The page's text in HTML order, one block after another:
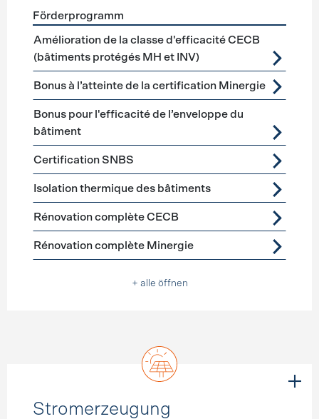
Förderprogramme Gebäudehülle Sanierung
Förderprogramm
Amélioration de la classe d'efficacité CECB
(bâtiments protégés MH et INV)
Bonus à l’atteinte de la certification Minergie
Bonus pour l'efficacité de l’enveloppe du
bâtiment
Certification SNBS
Isolation thermique des bâtiments
Rénovation complète CECB
Rénovation complète Minergie
+ alle öffnen
Stromerzeugung